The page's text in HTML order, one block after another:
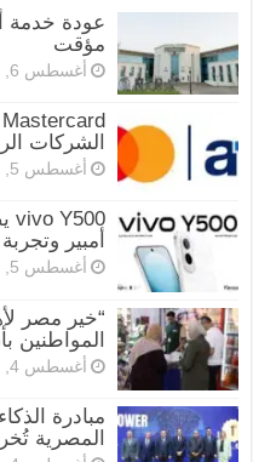
مؤقت
أغسطس 6, 2026
الشركات
أغسطس 5, 2026
أمبير
أغسطس 5, 2026
“خير مصر
المواطنين
أغسطس 4, 2026
مبادرة
المصرية تُخرج 1090 طالبًا بمشروعات